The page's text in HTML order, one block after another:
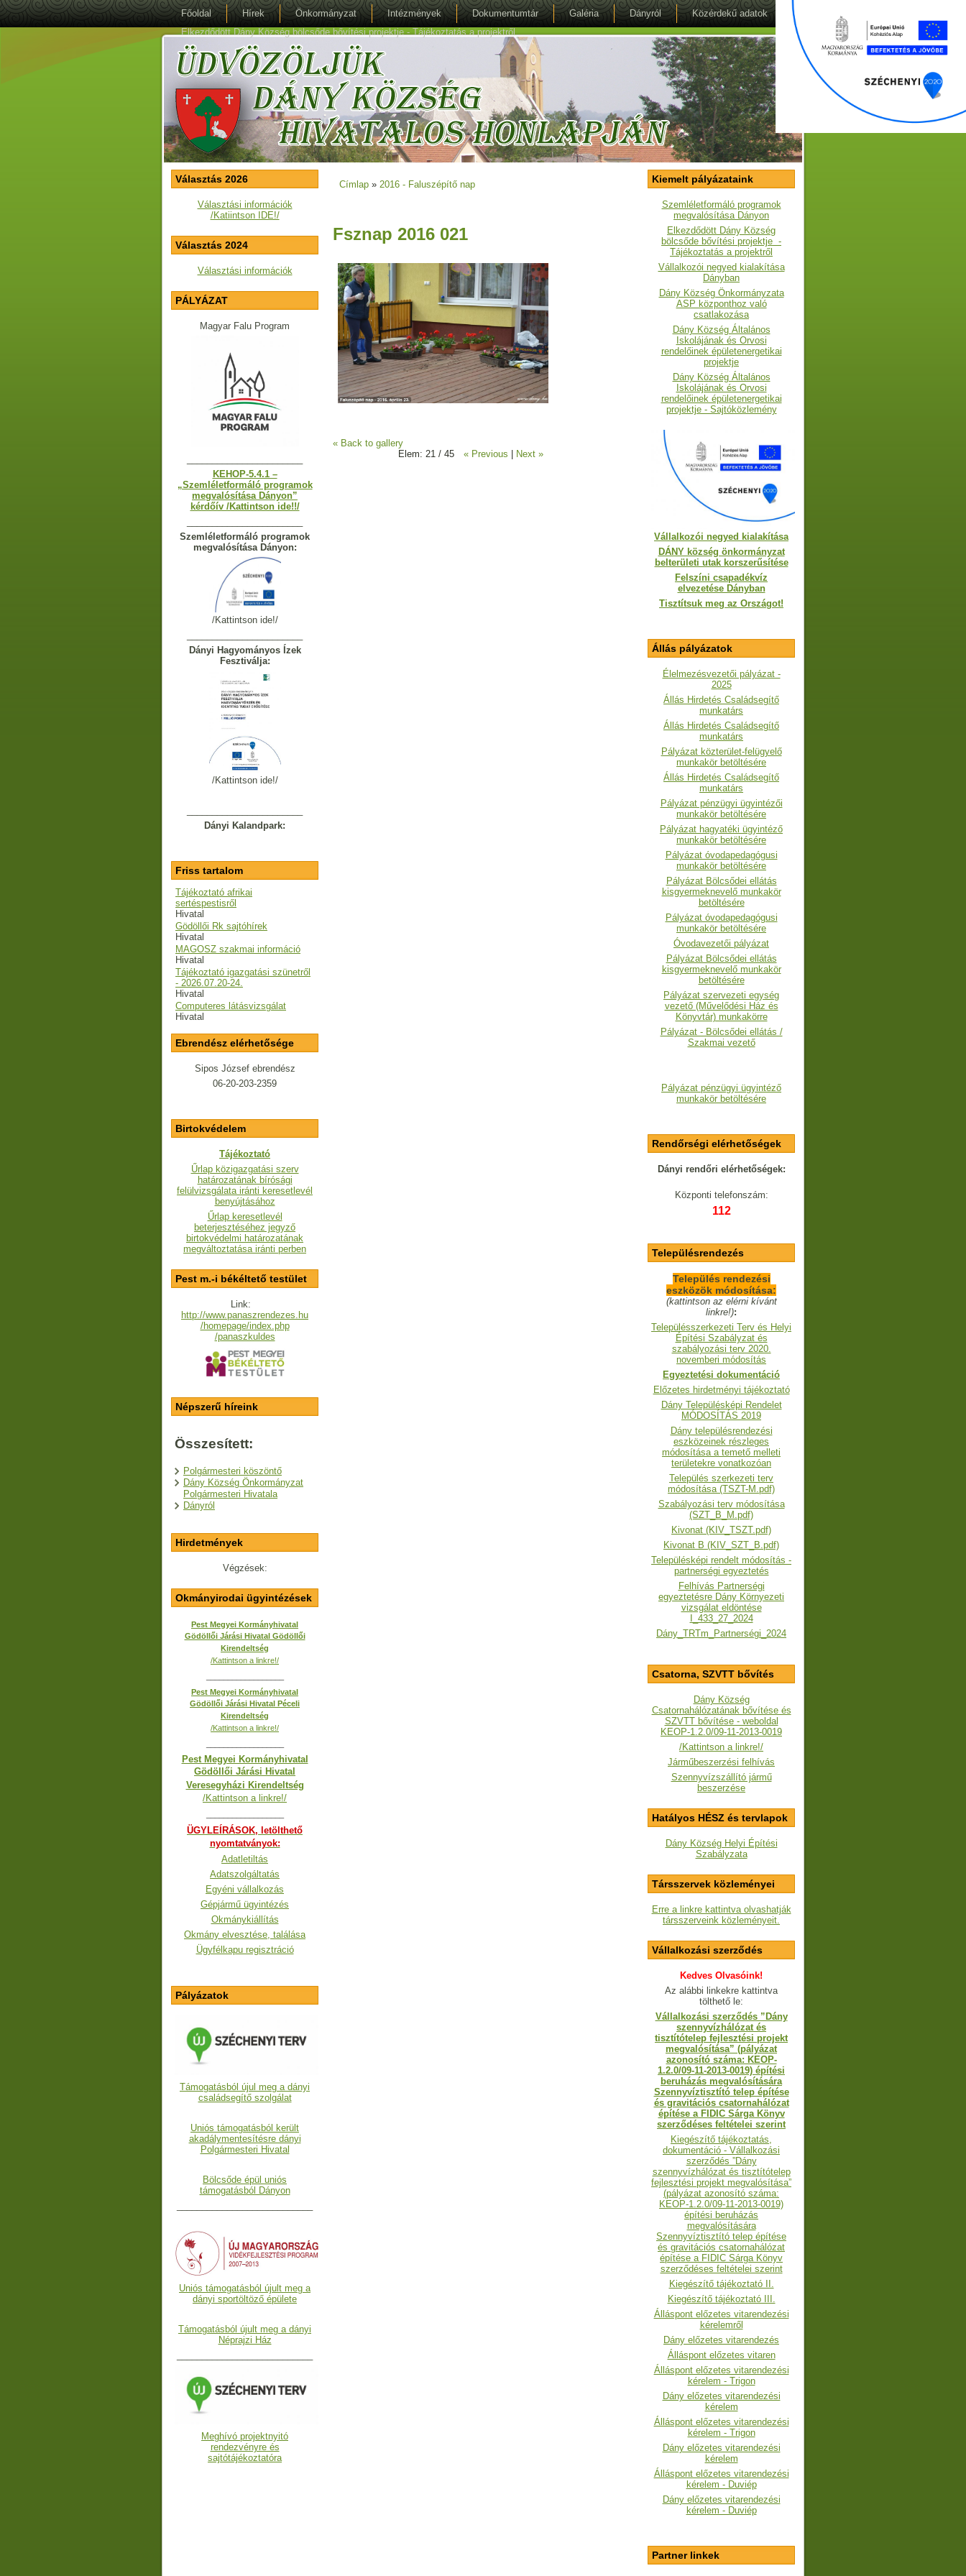
Főoldal Hírek Önkormányzat Intézmények Dokumentumtár Galéria Dányról
Közérdekű adatok
Elkezdődött Dány Község bölcsőde bővítési projektje - Tájékoztatás a projektről
Választás 2026
Választási információk
/Katiintson IDE!/
Választás 2024
Választási információk
PÁLYÁZAT
Magyar Falu Program
KEHOP-5.4.1 –
„Szemléletformáló programok
megvalósítása Dányon”
kérdőív /Kattintson ide!!/
Szemléletformáló programok
megvalósítása Dányon:
/Kattintson ide!/
Dányi Hagyományos Ízek
Fesztiválja:
/Kattintson ide!/
Dányi Kalandpark:
Friss tartalom
Tájékoztató afrikai
sertéspestisről
Hivatal
Gödöllői Rk sajtóhírek
Hivatal
MAGOSZ szakmai információ
Hivatal
Tájékoztató igazgatási szünetről
- 2026.07.20-24.
Hivatal
Computeres látásvizsgálat
Hivatal
Ebrendész elérhetősége
Sipos József ebrendész
06-20-203-2359
Birtokvédelem
Tájékoztató
Űrlap közigazgatási szerv
határozatának bírósági
felülvizsgálata iránti keresetlevél
benyújtásához
Űrlap keresetlevél
beterjesztéséhez jegyző
birtokvédelmi határozatának
megváltoztatása iránti perben
Pest m.-i békéltető testület
Link:
http://www.panaszrendezes.hu
/homepage/index.php
/panaszkuldes
Népszerű híreink
Összesített:
Polgármesteri köszöntő
Dány Község Önkormányzat
Polgármesteri Hivatala
Dányról
Hirdetmények
Végzések:
Okmányirodai ügyintézések
Pest Megyei Kormányhivatal
Gödöllői Járási Hivatal Gödöllői
Kirendeltség
/Kattintson a linkre!/
Pest Megyei Kormányhivatal
Gödöllői Járási Hivatal Péceli
Kirendeltség
/Kattintson a linkre!/
Pest Megyei Kormányhivatal
Gödöllői Járási Hivatal
Veresegyházi Kirendeltség
/Kattintson a linkre!/
ÜGYLEÍRÁSOK, letölthető
nyomtatványok:
Adatletiltás
Adatszolgáltatás
Egyéni vállalkozás
Gépjármű ügyintézés
Okmánykiállítás
Okmány elvesztése, találása
Ügyfélkapu regisztráció
Pályázatok
Támogatásból újul meg a dányi
családsegítő szolgálat
Uniós támogatásból került
akadálymentesítésre dányi
Polgármesteri Hivatal
Bölcsőde épül uniós
támogatásból Dányon
Uniós támogatásból újult meg a
dányi sportöltöző épülete
Támogatásból újult meg a dányi
Néprajzi Ház
Meghívó projektnyitó
rendezvényre és
sajtótájékoztatóra
Jelenlegi hely
Címlap »2016 - Faluszépítő nap
Fsznap 2016 021
« Back to gallery
Elem: 21 / 45
« Previous | Next »
Kiemelt pályázataink
Szemléletformáló programok
megvalósítása Dányon
Elkezdődött Dány Község
bölcsőde bővítési projektje -
Tájékoztatás a projektről
Vállalkozói negyed kialakítása
Dányban
Dány Község Önkormányzata
ASP központhoz való
csatlakozása
Dány Község Általános
Iskolájának és Orvosi
rendelőinek épületenergetikai
projektje
Dány Község Általános
Iskolájának és Orvosi
rendelőinek épületenergetikai
projektje - Sajtóközlemény
Vállalkozói negyed kialakítása
DÁNY község önkormányzat
belterületi utak korszerűsítése
Felszíni csapadékvíz
elvezetése Dányban
Tisztítsuk meg az Országot!
Állás pályázatok
Élelmezésvezetői pályázat -
2025
Állás Hirdetés Családsegítő
munkatárs
Állás Hirdetés Családsegítő
munkatárs
Pályázat közterület-felügyelő
munkakör betöltésére
Állás Hirdetés Családsegítő
munkatárs
Pályázat pénzügyi ügyintézői
munkakör betöltésére
Pályázat hagyatéki ügyintéző
munkakör betöltésére
Pályázat óvodapedagógusi
munkakör betöltésére
Pályázat Bölcsődei ellátás
kisgyermeknevelő munkakör
betöltésére
Pályázat óvodapedagógusi
munkakör betöltésére
Óvodavezetői pályázat
Pályázat Bölcsődei ellátás
kisgyermeknevelő munkakör
betöltésére
Pályázat szervezeti egység
vezető (Művelődési Ház és
Könyvtár) munkakörre
Pályázat - Bölcsődei ellátás /
Szakmai vezető
Pályázat pénzügyi ügyintéző
munkakör betöltésére
Rendőrségi elérhetőségek
Dányi rendőri elérhetőségek:
Központi telefonszám:
112
Településrendezés
Település rendezési
eszközök módosítása:
(kattintson az elérni kívánt
linkre!):
Településszerkezeti Terv és Helyi
Építési Szabályzat és
szabályozási terv 2020.
novemberi módosítás
Egyeztetési dokumentáció
Előzetes hirdetményi tájékoztató
Dány Településképi Rendelet
MÓDOSÍTÁS 2019
Dány településrendezési
eszközeinek részleges
módosítása a temető melleti
területekre vonatkozóan
Település szerkezeti terv
módosítása (TSZT-M.pdf)
Szabályozási terv módosítása
(SZT_B_M.pdf)
Kivonat (KIV_TSZT.pdf)
Kivonat B (KIV_SZT_B.pdf)
Településképi rendelt módosítás -
partnerségi egyeztetés
Felhívás Partnerségi
egyeztetésre Dány Környezeti
vizsgálat eldöntése
I_433_27_2024
Dány_TRTm_Partnerségi_2024
Csatorna, SZVTT bővítés
Dány Község
Csatornahálózatának bővítése és
SZVTT bővítése - weboldal
KEOP-1.2.0/09-11-2013-0019
/Kattintson a linkre!/
Járműbeszerzési felhívás
Szennyvízszállító jármű
beszerzése
Hatályos HÉSZ és tervlapok
Dány Község Helyi Építési
Szabályzata
Társszervek közleményei
Erre a linkre kattintva olvashatják
társszerveink közleményeit.
Vállalkozási szerződés
Kedves Olvasóink!
Az alábbi linkekre kattintva
tölthető le:
Vállalkozási szerződés ”Dány
szennyvízhálózat és
tisztítótelep fejlesztési projekt
megvalósítása” (pályázat
azonosító száma: KEOP-
1.2.0/09-11-2013-0019) építési
beruházás megvalósítására
Szennyvíztisztító telep építése
és gravitációs csatornahálózat
építése a FIDIC Sárga Könyv
szerződéses feltételei szerint
Kiegészítő tájékoztatás,
dokumentáció - Vállalkozási
szerződés ”Dány
szennyvízhálózat és tisztítótelep
fejlesztési projekt megvalósítása”
(pályázat azonosító száma:
KEOP-1.2.0/09-11-2013-0019)
építési beruházás
megvalósítására
Szennyvíztisztító telep építése
és gravitációs csatornahálózat
építése a FIDIC Sárga Könyv
szerződéses feltételei szerint
Kiegészítő tájékoztató II.
Kiegészítő tájékoztató III.
Álláspont előzetes vitarendezési
kérelemről
Dány előzetes vitarendezés
Álláspont előzetes vitaren
Álláspont előzetes vitarendezési
kérelem - Trigon
Dány előzetes vitarendezési
kérelem
Álláspont előzetes vitarendezési
kérelem - Trigon
Dány előzetes vitarendezési
kérelem
Álláspont előzetes vitarendezési
kérelem - Duviép
Dány előzetes vitarendezési
kérelem - Duviép
Partner linkek